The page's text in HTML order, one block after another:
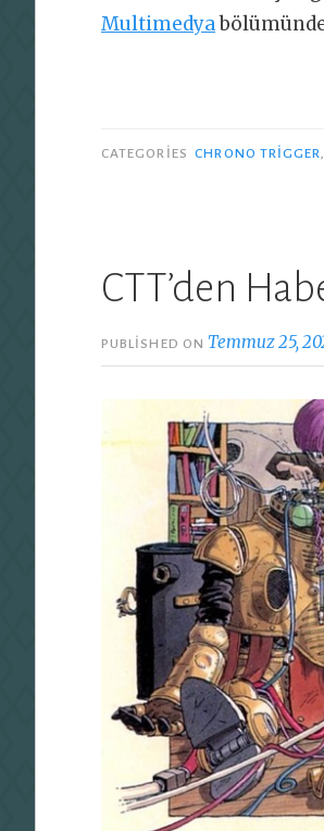
Multimedya
CATEGORIES CHRONO TRIGGER
CTT’den
PUBLISHED ON Temmuz 25,